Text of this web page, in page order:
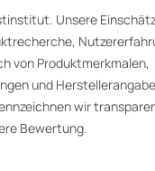
Unsere
von Produktmerkmalen,
und
wir
Bewertung.